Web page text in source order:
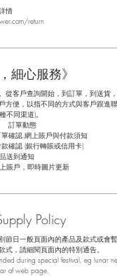
情
return
細心服務》
從客戶查詢開始，到訂單，到送貨
方便，以指不同的方式與客戶跟進
不同渠道)。
動態
確認,網上賬戶與付款須知
確認 (銀行轉賬或信用卡)
到通知
戶，即時圖片更新
Policy
節日一般頁面內的產品及款式或會
式，請細閱頁面內的特別通告。
during special festival, eg lunar
of web page.